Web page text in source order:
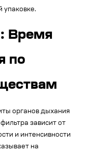
упаковке.
Время
по
органов дыхания
зависит от
и интенсивности
на